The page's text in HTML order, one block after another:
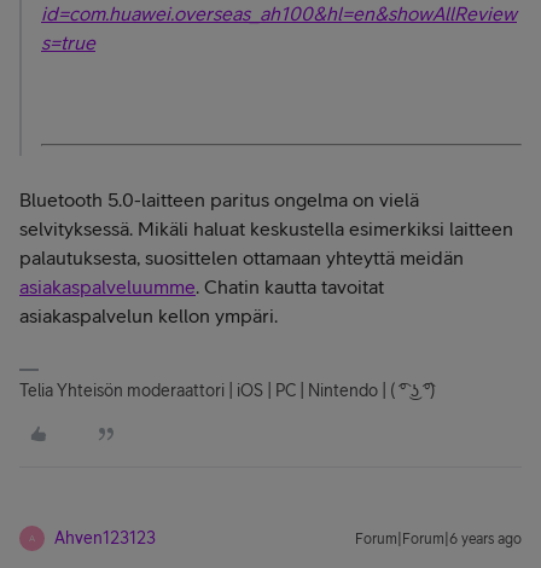
id=com.huawei.overseas_ah100&hl=en&showAllReview
s=true
Bluetooth 5.0-laitteen paritus ongelma on vielä
selvityksessä. Mikäli haluat keskustella esimerkiksi laitteen
palautuksesta, suosittelen ottamaan yhteyttä meidän
asiakaspalveluumme. Chatin kautta tavoitat
asiakaspalvelun kellon ympäri.
Telia Yhteisön moderaattori | iOS | PC | Nintendo | ( ͡° ͜ʖ ͡°)
A Ahven123123 Forum|Forum|6 years ago